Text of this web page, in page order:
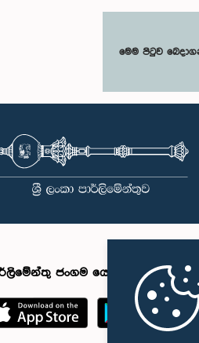
මෙම පිටුව
ජංගම යෙදුම